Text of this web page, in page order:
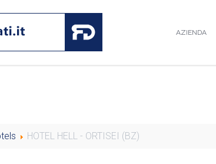
AZIENDA
HOTEL HELL - ORTISEI (BZ)